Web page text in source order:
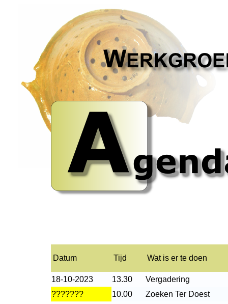
Datum Tijd Wat is er te doen
18-10-2023 13.30
Vergadering
???????
10.00
Zoeken Ter Doest